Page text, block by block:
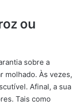
ou
sobre a
molhado. Às vezes,
Afinal, a sua
Tais como